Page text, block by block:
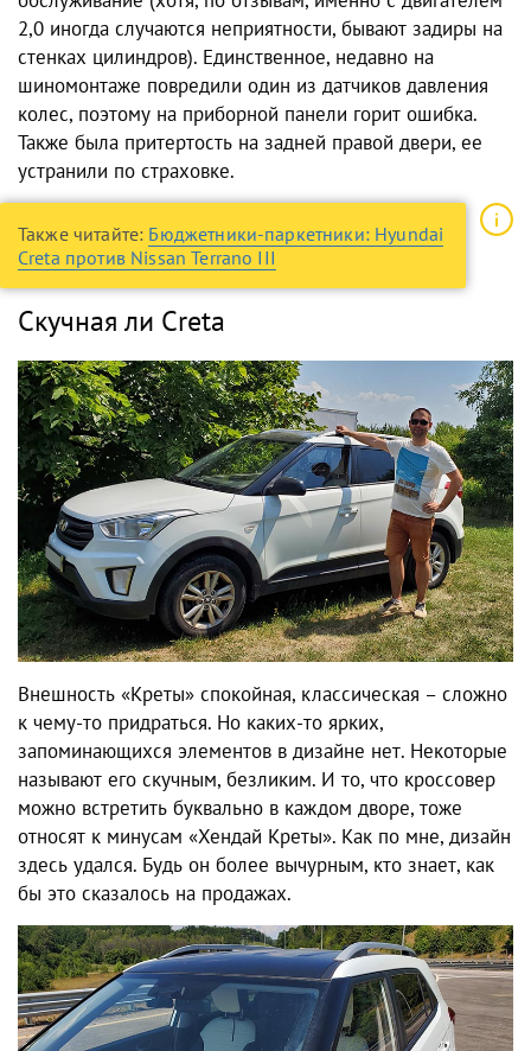
2,0 иногда случаются неприятности, бывают задиры на
стенках цилиндров). Единственное, недавно на
шиномонтаже повредили один из датчиков давления
колес, поэтому на приборной панели горит ошибка.
Также была притертость на задней правой двери, ее
устранили по страховке.
Также читайте: Бюджетники-паркетники: Hyundai
Creta против Nissan Terrano III
Скучная ли Creta
Внешность «Креты» спокойная, классическая – сложно
к чему-то придраться. Но каких-то ярких,
запоминающихся элементов в дизайне нет. Некоторые
называют его скучным, безликим. И то, что кроссовер
можно встретить буквально в каждом дворе, тоже
относят к минусам «Хендай Креты». Как по мне, дизайн
здесь удался. Будь он более вычурным, кто знает, как
бы это сказалось на продажах.